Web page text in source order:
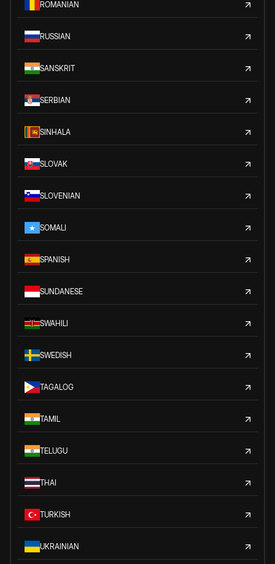
ROMANIAN
RUSSIAN
SANSKRIT
SERBIAN
SINHALA
SLOVAK
SLOVENIAN
SOMALI
SPANISH
SUNDANESE
SWAHILI
SWEDISH
TAGALOG
TAMIL
TELUGU
THAI
TURKISH
UKRAINIAN